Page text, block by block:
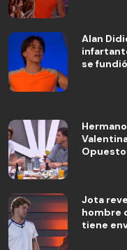
Alan
se
Jota
hombre
tiene